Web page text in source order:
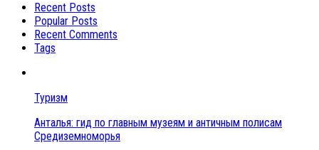
Recent Posts
Popular Posts
Recent Comments
Tags
Туризм
Анталья: гид по главным музеям и античным полисам
Средиземноморья